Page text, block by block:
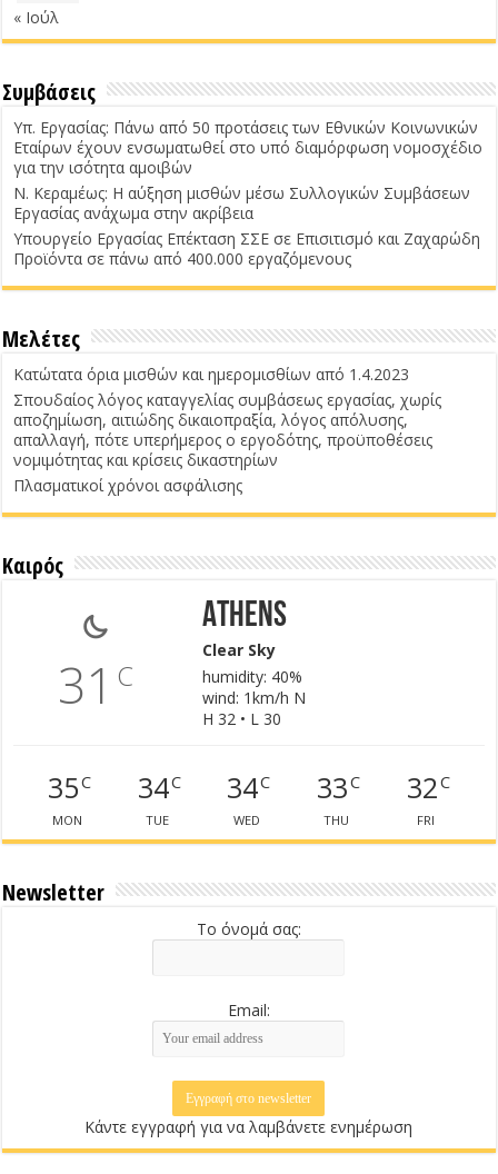
« Ιούλ
Συμβάσεις
Υπ. Εργασίας: Πάνω από 50 προτάσεις των Εθνικών Κοινωνικών
Εταίρων έχουν ενσωματωθεί στο υπό διαμόρφωση νομοσχέδιο
για την ισότητα αμοιβών
Ν. Κεραμέως: Η αύξηση μισθών μέσω Συλλογικών Συμβάσεων
Εργασίας ανάχωμα στην ακρίβεια
Υπουργείο Εργασίας Επέκταση ΣΣΕ σε Επισιτισμό και Ζαχαρώδη
Προϊόντα σε πάνω από 400.000 εργαζόμενους
Μελέτες
Κατώτατα όρια μισθών και ημερομισθίων από 1.4.2023
Σπουδαίος λόγος καταγγελίας συμβάσεως εργασίας, χωρίς
αποζημίωση, αιτιώδης δικαιοπραξία, λόγος απόλυσης,
απαλλαγή, πότε υπερήμερος ο εργοδότης, προϋποθέσεις
νομιμότητας και κρίσεις δικαστηρίων
Πλασματικοί χρόνοι ασφάλισης
Καιρός
31 C
Athens
Clear Sky
humidity: 40%
wind: 1km/h N
H 32 • L 30
35C
MON
34C
TUE
34C
WED
33C
THU
32C
FRI
Newsletter
Το όνομά σας:
Email:
Κάντε εγγραφή για να λαμβάνετε ενημέρωση